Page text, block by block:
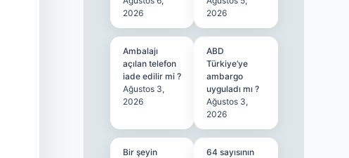
2026
2026
Ambalajı
açılan telefon
iade edilir mi ?
Ağustos 3,
2026
ABD
Türkiye’ye
ambargo
uyguladı mı ?
Ağustos 3,
2026
Bir şeyin
64 sayısının